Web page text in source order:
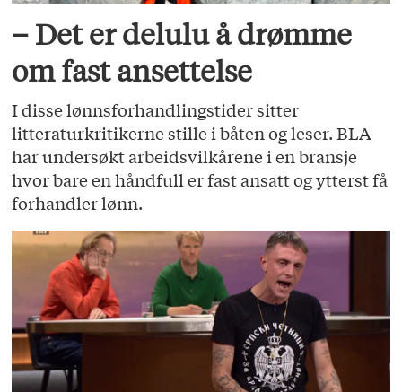
– Det er delulu å drømme
om fast ansettelse
I disse lønnsforhandlingstider sitter
litteraturkritikerne stille i båten og leser. BLA
har undersøkt arbeidsvilkårene i en bransje
hvor bare en håndfull er fast ansatt og ytterst få
forhandler lønn.